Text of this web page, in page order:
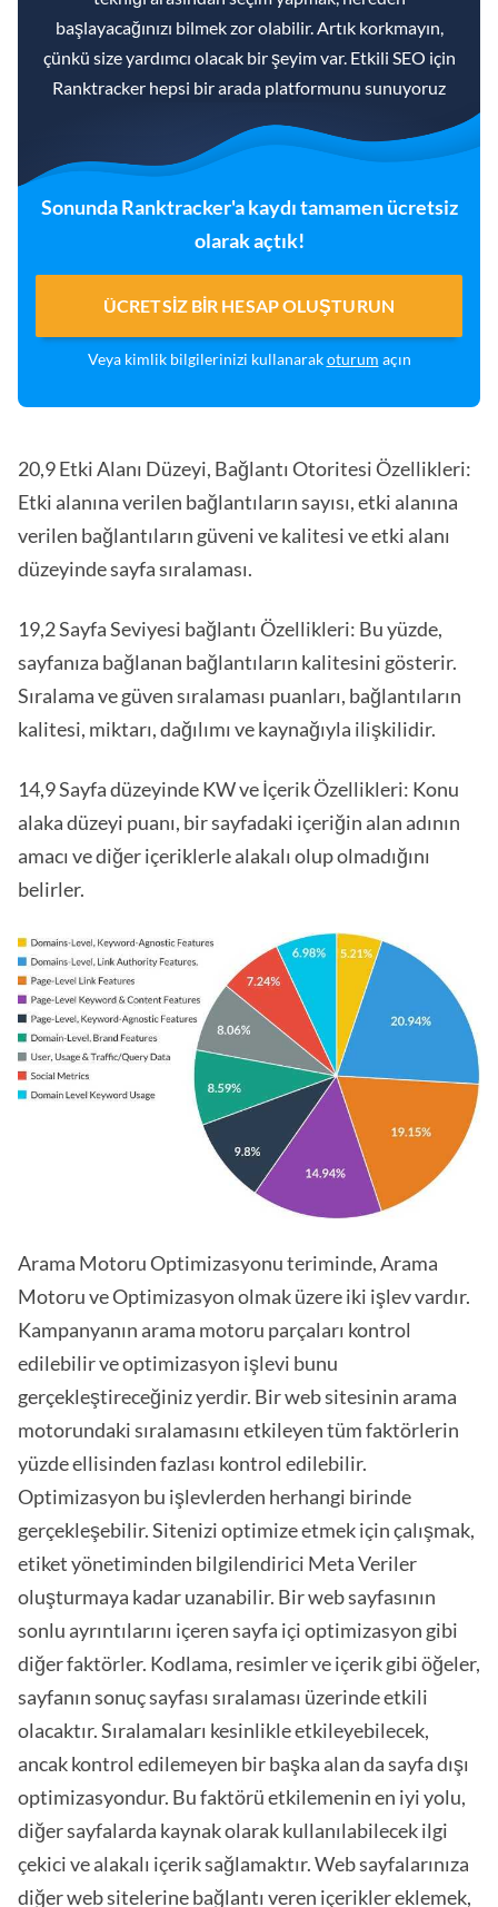
başlayacağınızı bilmek zor olabilir. Artık korkmayın,
çünkü size yardımcı olacak bir şeyim var. Etkili SEO için
Ranktracker hepsi bir arada platformunu sunuyoruz
Sonunda Ranktracker'a kaydı tamamen ücretsiz
olarak açtık!
ÜCRETSIZ BIR HESAP OLUŞTURUN
Veya kimlik bilgilerinizi kullanarakoturum açın
20,9 Etki Alanı Düzeyi, Bağlantı Otoritesi Özellikleri:
Etki alanına verilen bağlantıların sayısı, etki alanına
verilen bağlantıların güveni ve kalitesi ve etki alanı
düzeyinde sayfa sıralaması.
19,2 Sayfa Seviyesi bağlantı Özellikleri: Bu yüzde,
sayfanıza bağlanan bağlantıların kalitesini gösterir.
Sıralama ve güven sıralaması puanları, bağlantıların
kalitesi, miktarı, dağılımı ve kaynağıyla ilişkilidir.
14,9 Sayfa düzeyinde KW ve İçerik Özellikleri: Konu
alaka düzeyi puanı, bir sayfadaki içeriğin alan adının
amacı ve diğer içeriklerle alakalı olup olmadığını
belirler.
Arama Motoru Optimizasyonu teriminde, Arama
Motoru ve Optimizasyon olmak üzere iki işlev vardır.
Kampanyanın arama motoru parçaları kontrol
edilebilir ve optimizasyon işlevi bunu
gerçekleştireceğiniz yerdir. Bir web sitesinin arama
motorundaki sıralamasını etkileyen tüm faktörlerin
yüzde ellisinden fazlası kontrol edilebilir.
Optimizasyon bu işlevlerden herhangi birinde
gerçekleşebilir. Sitenizi optimize etmek için çalışmak,
etiket yönetiminden bilgilendirici Meta Veriler
oluşturmaya kadar uzanabilir. Bir web sayfasının
sonlu ayrıntılarını içeren sayfa içi optimizasyon gibi
diğer faktörler. Kodlama, resimler ve içerik gibi öğeler,
sayfanın sonuç sayfası sıralaması üzerinde etkili
olacaktır. Sıralamaları kesinlikle etkileyebilecek,
ancak kontrol edilemeyen bir başka alan da sayfa dışı
optimizasyondur. Bu faktörü etkilemenin en iyi yolu,
diğer sayfalarda kaynak olarak kullanılabilecek ilgi
çekici ve alakalı içerik sağlamaktır. Web sayfalarınıza
diğer web sitelerine bağlantı veren içerikler eklemek,